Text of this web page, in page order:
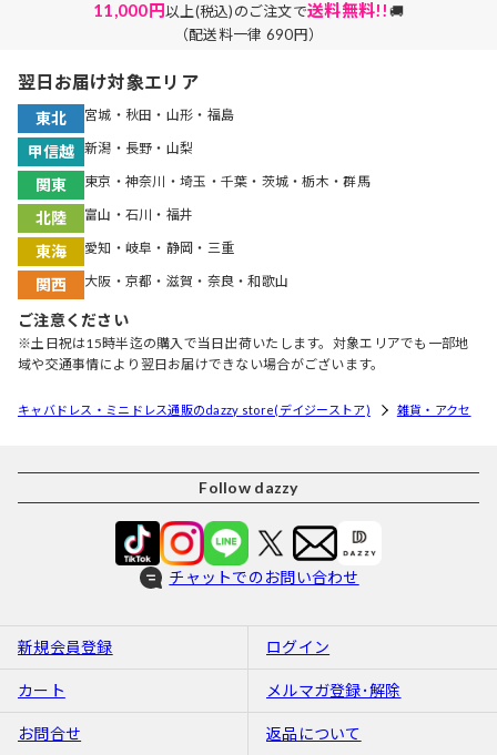
11,000円以上(税込)のご注文で送料無料!!🚚
（配送料一律 690円）
翌日お届け対象エリア
東北 宮城・秋田・山形・福島
甲信越 新潟・長野・山梨
関東 東京・神奈川・埼玉・千葉・茨城・栃木・群馬
北陸 富山・石川・福井
東海 愛知・岐阜・静岡・三重
関西 大阪・京都・滋賀・奈良・和歌山
ご注意ください
※土日祝は15時半迄の購入で当日出荷いたします。対象エリアでも一部地
域や交通事情により翌日お届けできない場合がございます。
キャバドレス・ミニドレス通販のdazzy store(デイジーストア) 雑貨・アクセ
Follow dazzy
チャットでのお問い合わせ
新規会員登録 ログイン
カート メルマガ登録･解除
お問合せ 返品について